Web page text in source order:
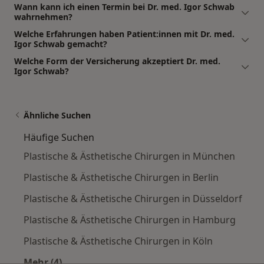
Wann kann ich einen Termin bei Dr. med. Igor Schwab
wahrnehmen?
Welche Erfahrungen haben Patient:innen mit Dr. med.
Igor Schwab gemacht?
Welche Form der Versicherung akzeptiert Dr. med.
Igor Schwab?
Ähnliche Suchen
Häufige Suchen
Plastische & Ästhetische Chirurgen in München
Plastische & Ästhetische Chirurgen in Berlin
Plastische & Ästhetische Chirurgen in Düsseldorf
Plastische & Ästhetische Chirurgen in Hamburg
Plastische & Ästhetische Chirurgen in Köln